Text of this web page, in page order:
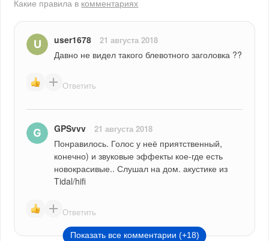
Какие правила в комментариях
user1678 21 августа 2018
Давно не видел такого блевотного заголовка ??
Ответить
GPSvvv 21 августа 2018
Понравилось. Голос у неё приятственный,
конечно) и звуковые эффекты кое-где есть
новокрасивые.. Слушал на дом. акустике из
Tidal/hifi
Ответить
Показать все комментарии (+18)